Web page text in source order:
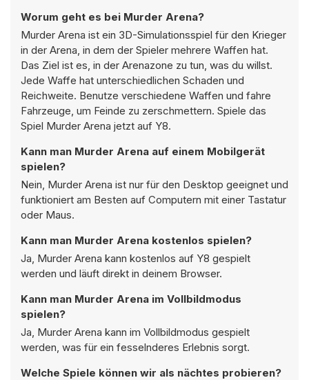
Worum geht es bei Murder Arena?
Murder Arena ist ein 3D-Simulationsspiel für den Krieger
in der Arena, in dem der Spieler mehrere Waffen hat.
Das Ziel ist es, in der Arenazone zu tun, was du willst.
Jede Waffe hat unterschiedlichen Schaden und
Reichweite. Benutze verschiedene Waffen und fahre
Fahrzeuge, um Feinde zu zerschmettern. Spiele das
Spiel Murder Arena jetzt auf Y8.
Kann man Murder Arena auf einem Mobilgerät
spielen?
Nein, Murder Arena ist nur für den Desktop geeignet und
funktioniert am Besten auf Computern mit einer Tastatur
oder Maus.
Kann man Murder Arena kostenlos spielen?
Ja, Murder Arena kann kostenlos auf Y8 gespielt
werden und läuft direkt in deinem Browser.
Kann man Murder Arena im Vollbildmodus
spielen?
Ja, Murder Arena kann im Vollbildmodus gespielt
werden, was für ein fesselnderes Erlebnis sorgt.
Welche Spiele können wir als nächtes probieren?